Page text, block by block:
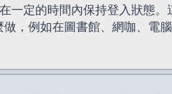
一定的時間內保持登入狀態
，例如在圖書館、網咖、電